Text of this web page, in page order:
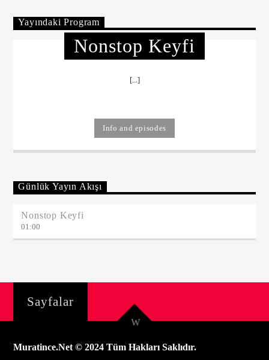
Yayındaki Program
Nonstop Keyfi
[...]
Info and episodes
Günlük Yayın Akışı
Nonstop Keyfi
01:00
Sayfalar
Muratince.Net © 2024 Tüm Hakları Saklıdır.